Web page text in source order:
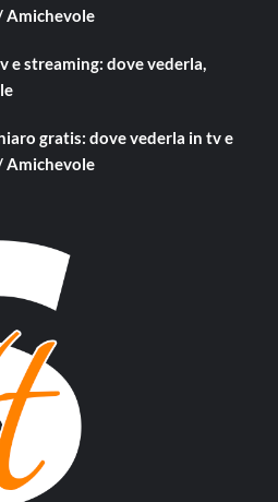
Amichevole
e streaming: dove vederla,
gratis: dove vederla in tv e
Amichevole